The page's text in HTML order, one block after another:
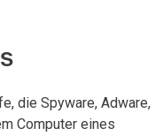
die Spyware, Adware,
Computer eines